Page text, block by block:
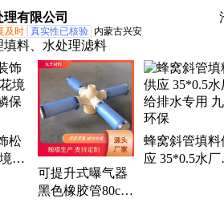
促进文明驾驶
技 速度监测仪
有限公司
及时 真实性已核验 内蒙古兴安
填料、水处理滤料
松
景
可提升式曝气器
黑色橡胶管80cm
蜂窝斜管填料
应 35*0.5水厂